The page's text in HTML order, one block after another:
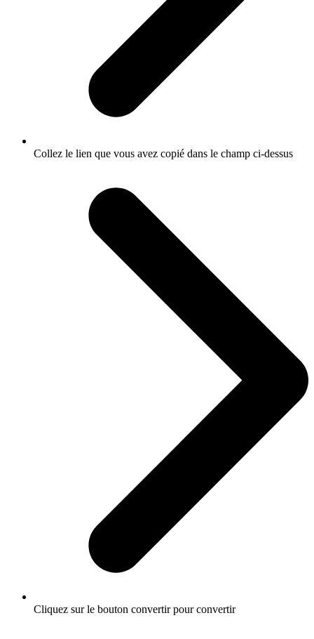
Collez le lien que vous avez copié dans le champ ci-dessus
Cliquez sur le bouton convertir pour convertir